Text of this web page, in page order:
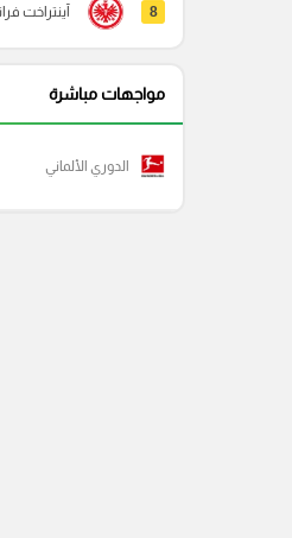
8
مواجهات مباشرة
الدوري الألماني